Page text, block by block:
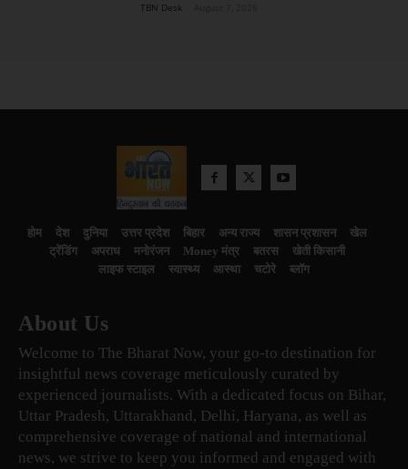
TBN Desk
होम देश दुनिया उत्तर प्रदेश बिहार अन्य राज्य शासन प्रशासन
खेल
ट्रेंडिंग
अपराध मनोरंजन Money मंत्र बतरस
खेती किसानी
लाइफ स्टाइल
स्वास्थ्य आस्था चटोरे ब्लॉग
About Us
Welcome to The Bharat Now, your go-to destination for
insightful news coverage meticulously curated by
experienced journalists. With a dedicated focus on Bihar,
Uttar Pradesh, Uttarakhand, Delhi, Haryana, as well as
comprehensive coverage of national and international
news, we strive to keep you informed and engaged with